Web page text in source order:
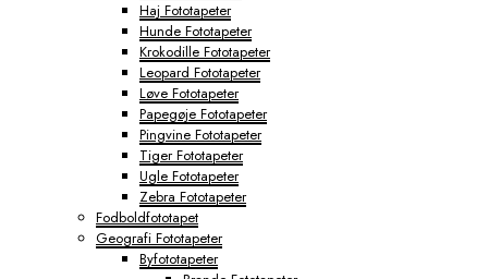
Haj Fototapeter
Hunde Fototapeter
Krokodille Fototapeter
Leopard Fototapeter
Løve Fototapeter
Papegøje Fototapeter
Pingvine Fototapeter
Tiger Fototapeter
Ugle Fototapeter
Zebra Fototapeter
Fodboldfototapet
Geografi Fototapeter
Byfototapeter